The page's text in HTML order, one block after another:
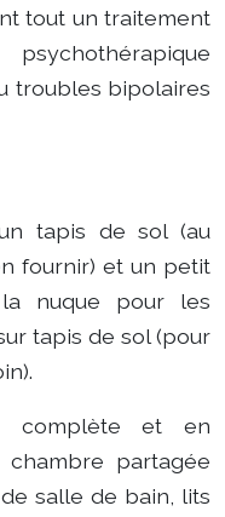
tout un traitement
troubles bipolaires
tapis de sol (au
fournir) et un petit
nuque pour les
tapis de sol (pour
complète et en
partagée
salle de bain, lits